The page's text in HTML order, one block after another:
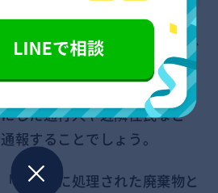
うな迷惑行為というのは、ど
ものです。
した通行人や近隣住民など
報することでしょう。
不適正に処理された廃棄物と